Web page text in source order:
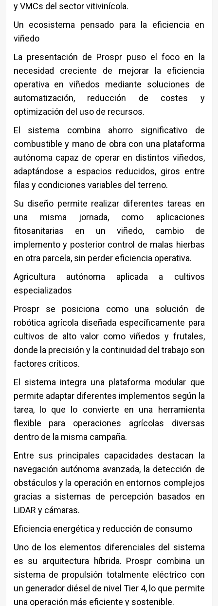
y VMCs del sector vitivinícola.
Un ecosistema pensado para la eficiencia en
viñedo
La presentación de Prospr puso el foco en la
necesidad creciente de mejorar la eficiencia
operativa en viñedos mediante soluciones de
automatización, reducción de costes y
optimización del uso de recursos.
El sistema combina ahorro significativo de
combustible y mano de obra con una plataforma
autónoma capaz de operar en distintos viñedos,
adaptándose a espacios reducidos, giros entre
filas y condiciones variables del terreno.
Su diseño permite realizar diferentes tareas en
una misma jornada, como aplicaciones
fitosanitarias en un viñedo, cambio de
implemento y posterior control de malas hierbas
en otra parcela, sin perder eficiencia operativa.
Agricultura autónoma aplicada a cultivos
especializados
Prospr se posiciona como una solución de
robótica agrícola diseñada específicamente para
cultivos de alto valor como viñedos y frutales,
donde la precisión y la continuidad del trabajo son
factores críticos.
El sistema integra una plataforma modular que
permite adaptar diferentes implementos según la
tarea, lo que lo convierte en una herramienta
flexible para operaciones agrícolas diversas
dentro de la misma campaña.
Entre sus principales capacidades destacan la
navegación autónoma avanzada, la detección de
obstáculos y la operación en entornos complejos
gracias a sistemas de percepción basados en
LiDAR y cámaras.
Eficiencia energética y reducción de consumo
Uno de los elementos diferenciales del sistema
es su arquitectura híbrida. Prospr combina un
sistema de propulsión totalmente eléctrico con
un generador diésel de nivel Tier 4, lo que permite
una operación más eficiente y sostenible.